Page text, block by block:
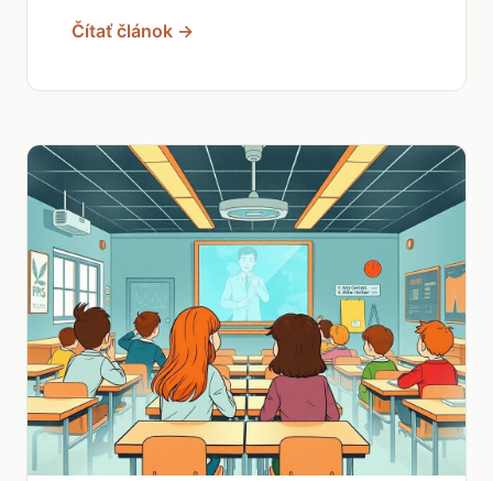
Čítať článok →